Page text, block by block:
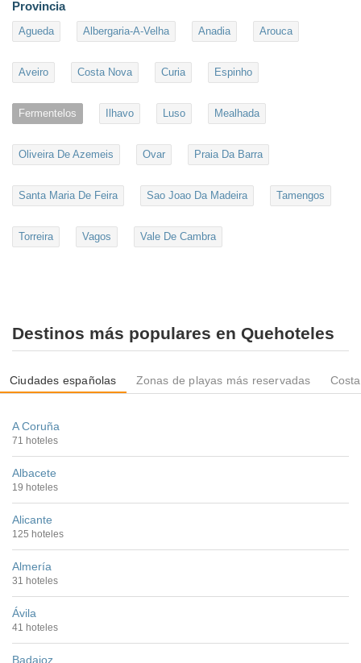
Provincia
Agueda Albergaria-A-Velha Anadia Arouca
Aveiro Costa Nova Curia Espinho
Fermentelos Ilhavo Luso Mealhada
Oliveira De Azemeis Ovar Praia Da Barra
Santa Maria De Feira Sao Joao Da Madeira Tamengos
Torreira Vagos Vale De Cambra
Destinos más populares en Quehoteles
Ciudades españolas Zonas de playas más reservadas
A Coruña
71 hoteles
Albacete
19 hoteles
Alicante
125 hoteles
Almería
31 hoteles
Ávila
41 hoteles
Badajoz